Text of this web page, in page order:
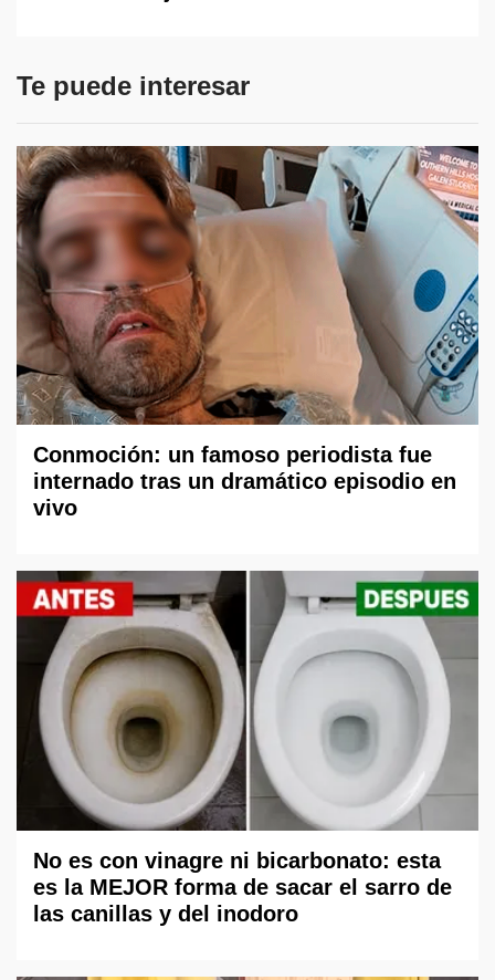
Te puede interesar
Conmoción: un famoso periodista fue
internado tras un dramático episodio en
vivo
No es con vinagre ni bicarbonato: esta
es la MEJOR forma de sacar el sarro de
las canillas y del inodoro